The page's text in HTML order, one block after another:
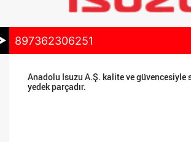
897362306251
Anadolu Isuzu A.Ş. kalite ve güvencesiyle
yedek parçadır.